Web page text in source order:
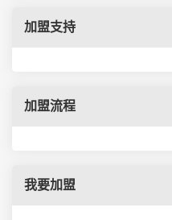
加盟支持
加盟流程
我要加盟